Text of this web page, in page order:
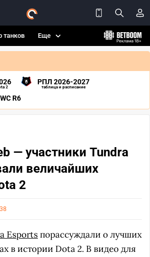
танков Еще
2
РПЛ 2026-2027
таблица и расписание
R6
— участники Tundra
величайших
2
38
Esportsпорассуждали о лучших
в истории Dota 2. В видео для